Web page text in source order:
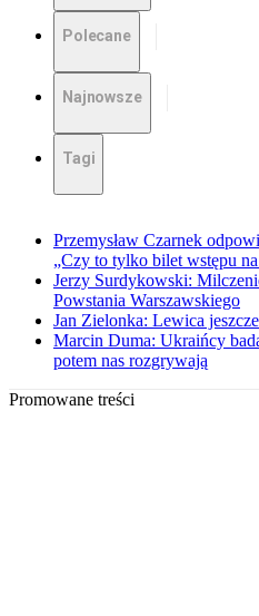
Polecane
Najnowsze
Tagi
Przemysław Czarnek
„Czy to tylko bilet wstępu
Jerzy Surdykowski:
Powstania Warszawskiego
Jan Zielonka: Lewica
Marcin Duma: Ukraińcy
potem nas rozgrywają
Promowane treści